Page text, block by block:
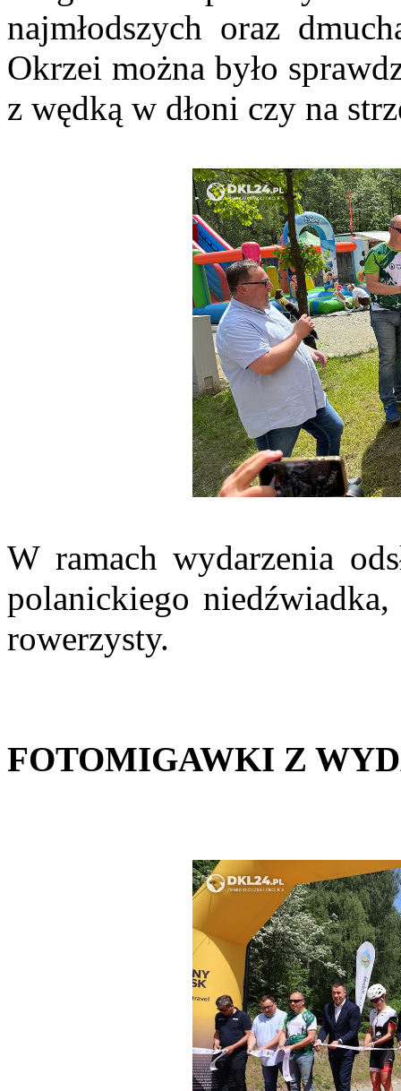
najmłodszych oraz
Okrzei można było
z wędką w dłoni czy na
W ramach wydarzenia
polanickiego
rowerzysty.
FOTOMIGAWKI Z